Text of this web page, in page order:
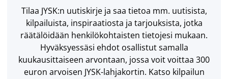
Tilaa JYSK:n uutiskirje ja saa tietoa mm. uutisista,
kilpailuista, inspiraatiosta ja tarjouksista, jotka
räätälöidään henkilökohtaisten tietojesi mukaan.
Hyväksyessäsi ehdot osallistut samalla
kuukausittaiseen arvontaan, jossa voit voittaa 300
euron arvoisen JYSK-lahjakortin. Katso kilpailun